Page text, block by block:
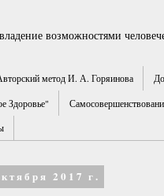
возможностями
метод И. А. Горяинова
Здоровье"
2017 г.